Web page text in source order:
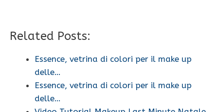
Related Posts:
Essence, vetrina di colori per il make up
delle…
Essence, vetrina di colori per il make up
delle…